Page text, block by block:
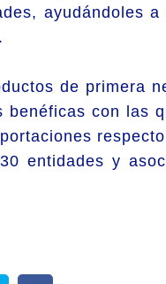
ayudándoles
de primera
con las
entidades y